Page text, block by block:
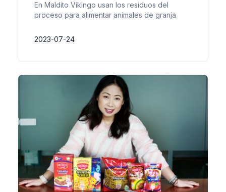
En Maldito Vikingo usan los residuos del
proceso para alimentar animales de granja
2023-07-24